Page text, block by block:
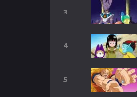
3
4
5